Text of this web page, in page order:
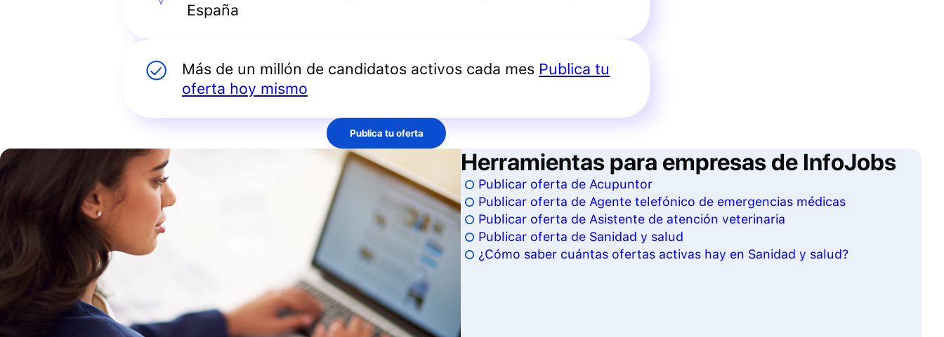
España
Más de un millón de candidatos activos cada mes Publica tu
oferta hoy mismo
Publica tu oferta
Herramientas para empresas de InfoJobs
Publicar oferta de Acupuntor
Publicar oferta de Agente telefónico de emergencias médicas
Publicar oferta de Asistente de atención veterinaria
Publicar oferta de Sanidad y salud
¿Cómo saber cuántas ofertas activas hay en Sanidad y salud?